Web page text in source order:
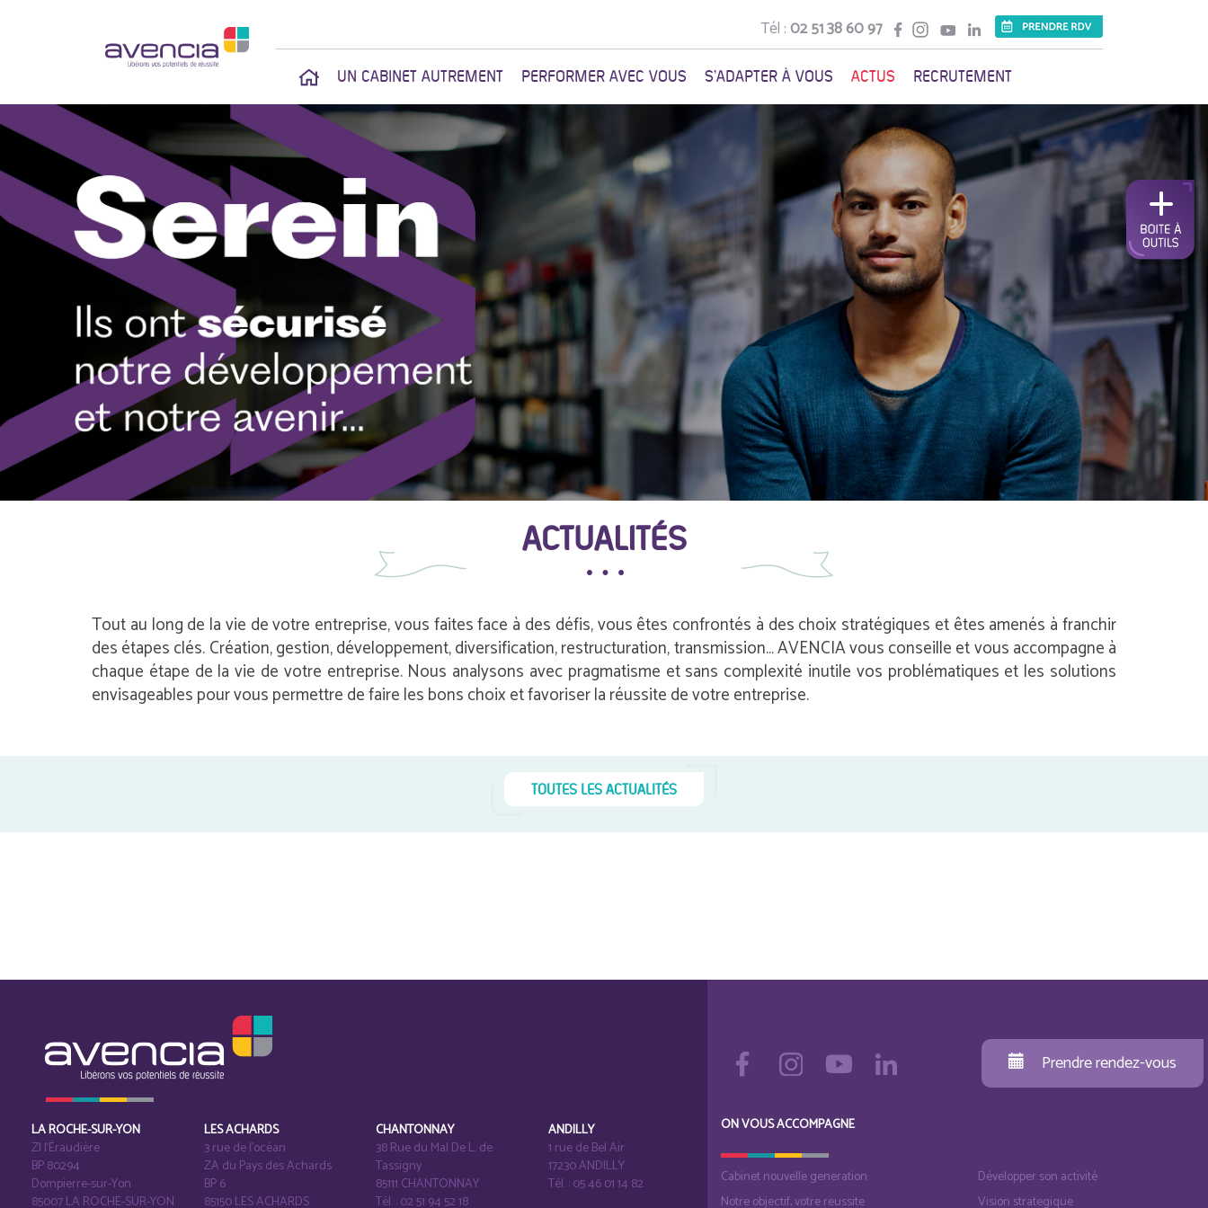
Tél :02 51 38 60 97
UN CABINET AUTREMENT PERFORMER AVEC VOUS S'ADAPTER À VOUS ACTUS RECRUTEMENT
ACTUALITÉS
Tout au long de la vie de votre entreprise, vous faites face à des défis, vous êtes confrontés à des choix stratégiques et êtes amenés à franchir
des étapes clés. Création, gestion, développement, diversification, restructuration, transmission… AVENCIA vous conseille et vous accompagne à
chaque étape de la vie de votre entreprise. Nous analysons avec pragmatisme et sans complexité inutile vos problématiques et les solutions
envisageables pour vous permettre de faire les bons choix et favoriser la réussite de votre entreprise.
TOUTES LES ACTUALITÉS
LA ROCHE-SUR-YON
ZI l‘Éraudière
BP 80294
Dompierre-sur-Yon
85007 LA ROCHE-SUR-YON
LES ACHARDS
3 rue de l’océan
ZA du Pays des Achards
BP 6
85150 LES ACHARDS
CHANTONNAY
38 Rue du Mal De L. de
Tassigny
85111 CHANTONNAY
Tél. : 02 51 94 52 18
ANDILLY
1 rue de Bel Air
17230 ANDILLY
Tél. : 05 46 01 14 82
Prendre rendez-vous
ON VOUS ACCOMPAGNE
Cabinet nouvelle generation
Notre objectif, votre reussite
Développer son activité
Vision strategique